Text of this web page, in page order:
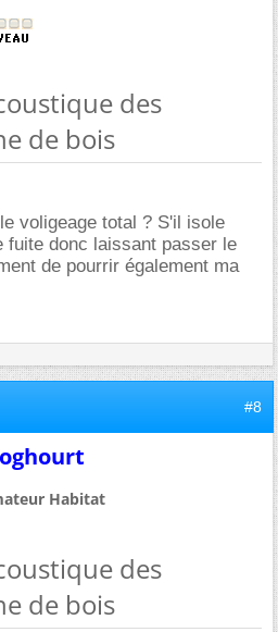
des
de bois
voligeage total ? S'il isole
fuite donc laissant passer le
de pourrir également ma
#8
Habitat
des
de bois